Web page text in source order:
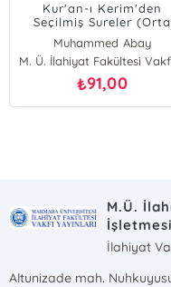
Kur'an-ı Kerim'den
Seçilmiş Sureler (Orta
Boy);
Ve Amme Cüz'ü
Muhammed Abay
₺91,00
M.Ü.
İşletmesi
İlahiyat
Altunizade mah.